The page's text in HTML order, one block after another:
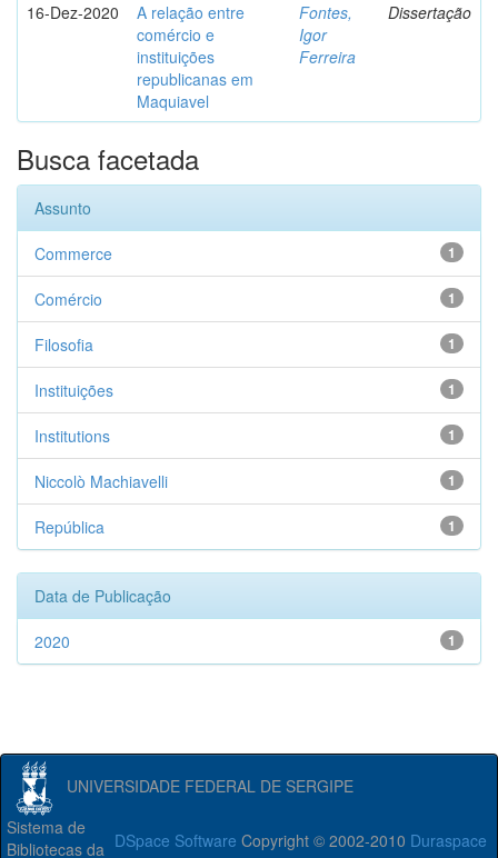
16-Dez-2020
A relação entre
comércio e
instituições
republicanas em
Maquiavel
Fontes,
Igor
Ferreira
Dissertação
Busca facetada
Assunto
1
Commerce
1
Comércio
1
Filosofia
1
Instituições
1
Institutions
1
Niccolò Machiavelli
1
República
Data de Publicação
1
2020
UNIVERSIDADE FEDERAL DE SERGIPE
DSpace Software Copyright © 2002-2010 Duraspace
Sistema de
Bibliotecas da